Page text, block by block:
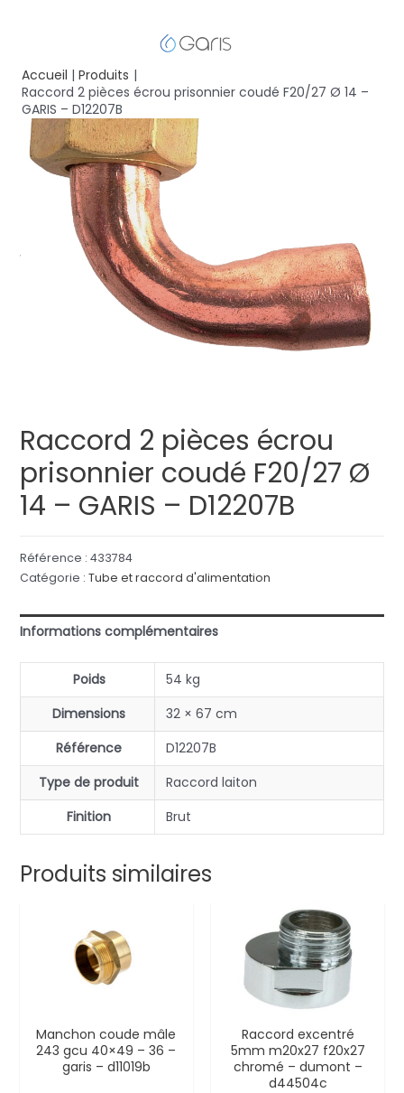
Accueil
Produits
Raccord 2 pièces écrou prisonnier coudé F20/27 Ø 14 –
GARIS – D12207B
Raccord 2 pièces écrou
prisonnier coudé F20/27 Ø
14 – GARIS – D12207B
Référence : 433784
Catégorie : Tube et raccord d'alimentation
Informations complémentaires
Poids
54 kg
Dimensions
32 × 67 cm
Référence
D12207B
Type de produit
Raccord laiton
Finition
Brut
Produits similaires
Manchon coude mâle
243 gcu 40×49 – 36 –
garis – d11019b
Raccord excentré
5mm m20x27 f20x27
chromé – dumont –
d44504c